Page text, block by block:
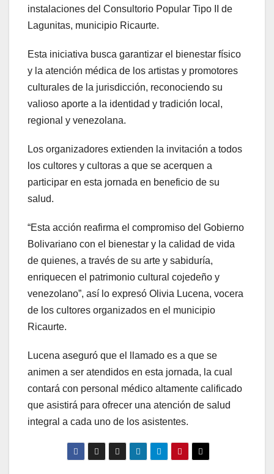
instalaciones del Consultorio Popular Tipo II de
Lagunitas, municipio Ricaurte.
Esta iniciativa busca garantizar el bienestar físico
y la atención médica de los artistas y promotores
culturales de la jurisdicción, reconociendo su
valioso aporte a la identidad y tradición local,
regional y venezolana.
Los organizadores extienden la invitación a todos
los cultores y cultoras a que se acerquen a
participar en esta jornada en beneficio de su
salud.
“Esta acción reafirma el compromiso del Gobierno
Bolivariano con el bienestar y la calidad de vida
de quienes, a través de su arte y sabiduría,
enriquecen el patrimonio cultural cojedeño y
venezolano”, así lo expresó Olivia Lucena, vocera
de los cultores organizados en el municipio
Ricaurte.
Lucena aseguró que el llamado es a que se
animen a ser atendidos en esta jornada, la cual
contará con personal médico altamente calificado
que asistirá para ofrecer una atención de salud
integral a cada uno de los asistentes.